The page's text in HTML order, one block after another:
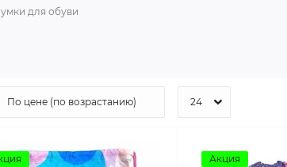
для обуви
Акция